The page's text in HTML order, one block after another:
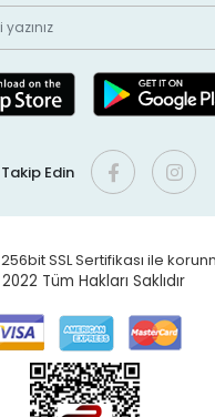
Edin
SSL Sertifikası ile
Tüm Hakları Saklıdır